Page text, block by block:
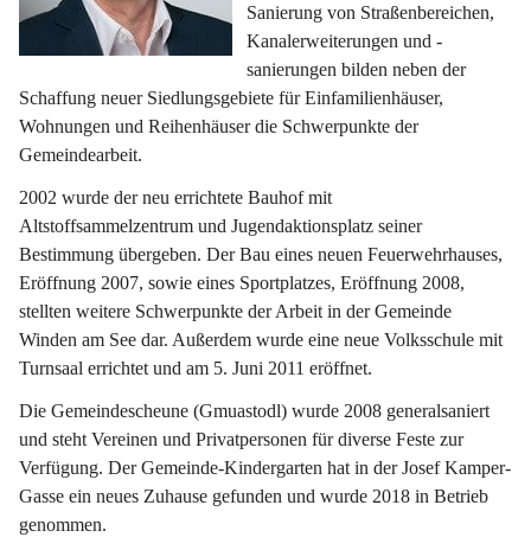
Sanierung von Straßenbereichen,
Kanalerweiterungen und -
sanierungen bilden neben der
Schaffung neuer Siedlungsgebiete für Einfamilienhäuser,
Wohnungen und Reihenhäuser die Schwerpunkte der
Gemeindearbeit.
2002 wurde der neu errichtete Bauhof mit
Altstoffsammelzentrum und Jugendaktionsplatz seiner
Bestimmung übergeben. Der Bau eines neuen Feuerwehrhauses,
Eröffnung 2007, sowie eines Sportplatzes, Eröffnung 2008,
stellten weitere Schwerpunkte der Arbeit in der Gemeinde
Winden am See dar. Außerdem wurde eine neue Volksschule mit
Turnsaal errichtet und am 5. Juni 2011 eröffnet.
Die Gemeindescheune (Gmuastodl) wurde 2008 generalsaniert
und steht Vereinen und Privatpersonen für diverse Feste zur
Verfügung. Der Gemeinde-Kindergarten hat in der Josef Kamper-
Gasse ein neues Zuhause gefunden und wurde 2018 in Betrieb
genommen.